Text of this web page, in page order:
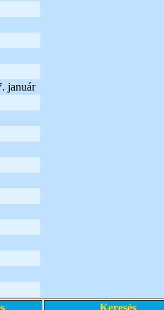
január
Keresés